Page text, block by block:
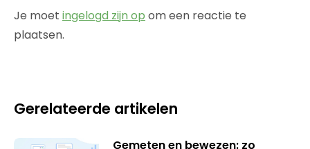
Je moet ingelogd zijn op om een reactie te
plaatsen.
Gerelateerde artikelen
Gemeten en bewezen: zo